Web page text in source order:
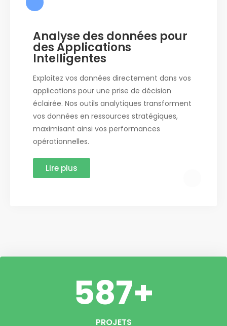
Analyse des données pour
des Applications
Intelligentes
Exploitez vos données directement dans vos
applications pour une prise de décision
éclairée. Nos outils analytiques transforment
vos données en ressources stratégiques,
maximisant ainsi vos performances
opérationnelles.
Lire plus
587+
PROJETS